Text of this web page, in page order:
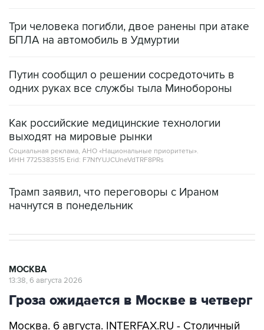
Три человека погибли, двое ранены при атаке
БПЛА на автомобиль в Удмуртии
Путин сообщил о решении сосредоточить в
одних руках все службы тыла Минобороны
Как российские медицинские технологии
выходят на мировые рынки
Социальная реклама, АНО «Национальные приоритеты».
ИНН 7725383515 Erid: F7NfYUJCUneVdTRF8PRs
Трамп заявил, что переговоры с Ираном
начнутся в понедельник
МОСКВА
13:38, 6 августа 2026
Гроза ожидается в Москве в четверг
Москва. 6 августа. INTERFAX.RU - Столичный